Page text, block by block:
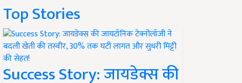
Top Stories
Success Story: जायडेक्स की